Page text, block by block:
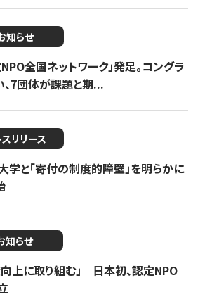
知らせ
全国ネットワーク」発足。コングラ
7団体が課題と期...
リリース
学と「寄付の制度的障壁」を明らかに
知らせ
上に取り組む」 日本初、認定NPO